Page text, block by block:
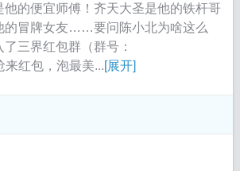
他的便宜师傅！齐天大圣是他的铁杆哥
的冒牌女友……要问陈小北为啥这么
三界红包群（群号：
来红包，泡最美...[展开]